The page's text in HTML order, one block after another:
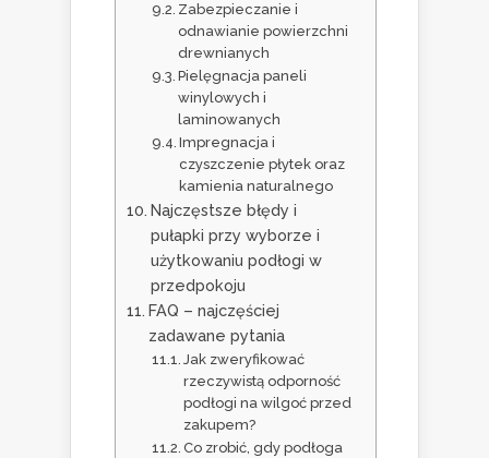
Zabezpieczanie i
odnawianie powierzchni
drewnianych
Pielęgnacja paneli
winylowych i
laminowanych
Impregnacja i
czyszczenie płytek oraz
kamienia naturalnego
Najczęstsze błędy i
pułapki przy wyborze i
użytkowaniu podłogi w
przedpokoju
FAQ – najczęściej
zadawane pytania
Jak zweryfikować
rzeczywistą odporność
podłogi na wilgoć przed
zakupem?
Co zrobić, gdy podłoga